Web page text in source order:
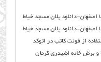
اصفهان-دانلود پلان مسجد خیاط
اصفهان-دانلود پلان مسجد خیاط
از فونت کاتب در اتوکد
و برش خانه اشیدری کرمان